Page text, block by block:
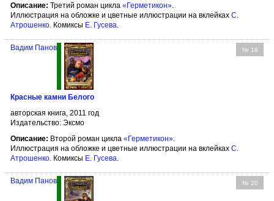
Описание: Третий роман цикла «Герметикон»
Иллюстрация на обложке и цветные иллюстрации на вклейках С.
Атрошенко Комиксы Е. Гусева
№ 19
Вадим Панов
Красные камни Белого
авторская книга, 2011 год
Издательство: Эксмо
Описание: Второй роман цикла «Герметикон».
Иллюстрация на обложке и цветные иллюстрации на вклейках С.
Атрошенко. Комиксы Е. Гусева.
№ 20
Вадим Панов